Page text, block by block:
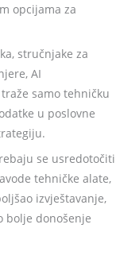
opcijama za
stručnjake za
AI
samo tehničku
u poslovne
se usredotočiti
tehničke alate,
izvještavanje,
bolje donošenje